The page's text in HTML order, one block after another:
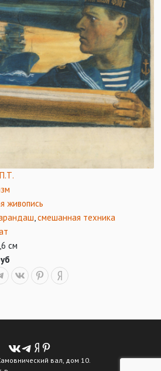
живопись
,смешанная техника
см
вал, дом 10.